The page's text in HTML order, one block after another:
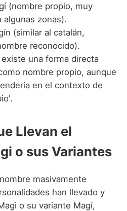
(nombre propio, muy
zonas).
(similar al catalán,
reconocido).
existe una forma directa
nombre propio, aunque
en el contexto de
Llevan el
o sus Variantes
masivamente
han llevado y
o su variante Magí,